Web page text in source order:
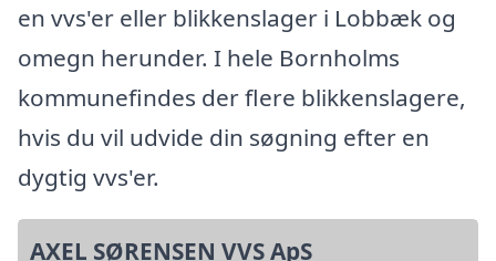
en vvs'er eller blikkenslager i Lobbæk og
omegn herunder. I hele Bornholms
kommunefindes der flere blikkenslagere,
hvis du vil udvide din søgning efter en
dygtig vvs'er.
AXEL SØRENSEN VVS ApS